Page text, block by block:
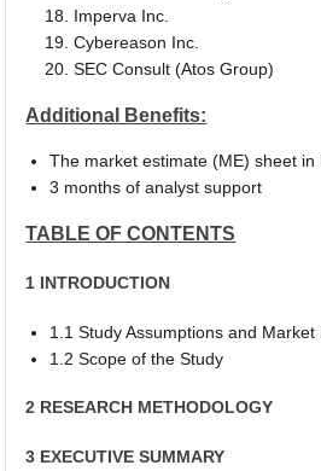
Imperva Inc.
Cybereason Inc.
SEC Consult (Atos Group)
Additional Benefits:
The market estimate (ME) sheet in
3 months of analyst support
TABLE OF CONTENTS
1 INTRODUCTION
1.1 Study Assumptions and Market
1.2 Scope of the Study
2 RESEARCH METHODOLOGY
3 EXECUTIVE SUMMARY